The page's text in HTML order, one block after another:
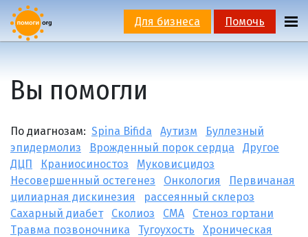
Для бизнеса Помочь
Вы помогли
По диагнозам: Spina Bifida Аутизм
Буллезный
эпидермолиз
Врожденный порок сердца
Другое
ДЦП
Краниосиностоз
Муковисцидоз
Несовершенный остегенез
Онкология
Первичаная
цилиарная дискинезия
рассеянный склероз
Сахарный диабет
Сколиоз СМА
Стеноз гортани
Травма позвоночника
Тугоухость
Хроническая